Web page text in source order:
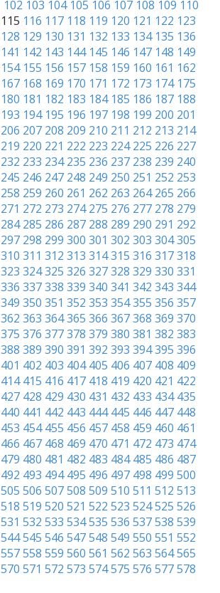
102 103 104 105 106 107 108 109 110
115 116 117 118 119 120 121 122 123
128 129 130 131 132 133 134 135 136
141 142 143 144 145 146 147 148 149
154 155 156 157 158 159 160 161 162
167 168 169 170 171 172 173 174 175
180 181 182 183 184 185 186 187 188
193 194 195 196 197 198 199 200 201
206 207 208 209 210 211 212 213 214
219 220 221 222 223 224 225 226 227
232 233 234 235 236 237 238 239 240
245 246 247 248 249 250 251 252 253
258 259 260 261 262 263 264 265 266
271 272 273 274 275 276 277 278 279
284 285 286 287 288 289 290 291 292
297 298 299 300 301 302 303 304305
310 311 312 313 314315 316 317318
323 324325 326 327328 329 330 331
336 337338 339 340 341 342 343 344
349 350 351 352 353 354355 356 357
362 363 364365 366 367368 369 370
375 376 377378 379 380 381 382 383
388 389 390 391 392 393 394395 396
401 402 403 404 405 406 407 408 409
414 415 416 417 418 419 420 421 422
427 428 429 430 431 432 433 434 435
440 441 442 443 444 445 446 447 448
453 454 455 456 457 458 459 460 461
466 467 468 469 470 471 472 473 474
479 480 481 482 483 484 485 486 487
492 493 494 495 496 497 498 499 500
505 506 507508 509 510 511 512 513
518 519 520 521 522 523 524525 526
531 532 533 534535 536 537538 539
544545 546 547548 549 550 551 552
557558 559 560 561 562 563 564565
570 571 572 573 574575 576 577578